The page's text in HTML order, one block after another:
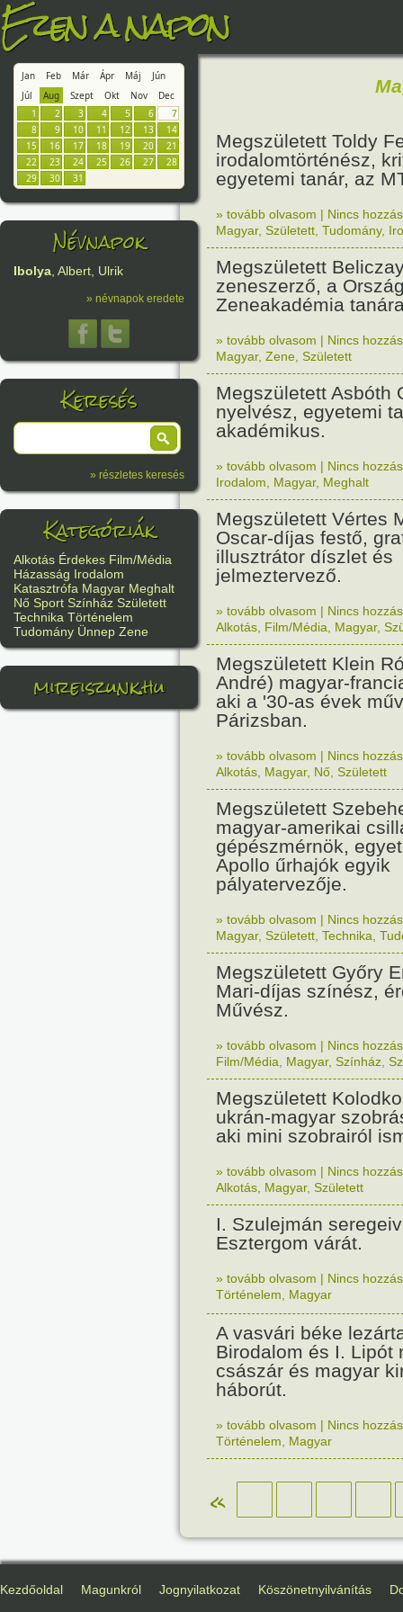
Ezen a napon
Jan Feb Már Ápr Máj
Jún
Júl
Aug Szept Okt Nov
Dec
1
2 3 4 5 6
7
8
9 10 11 12 13
14
15
16 17 18 19 20
21
22
23 24 25 26 27
28
29
30 31
Névnapok
Ibolya, Albert, Ulrik
» névnapok eredete
Keresés
» részletes keresés
Kategóriák
Alkotás Érdekes Film/Média
Házasság Irodalom
Katasztrófa Magyar Meghalt
Nő Sport Színház Született
Technika Történelem
Tudomány Ünnep Zene
mireiszunk.hu
Megszületett Toldy
irodalomtörténész,
egyetemi tanár, az
» tovább olvasom | Nincs
Magyar, Született Tudomány,
Megszületett
zeneszerző, a
Zeneakadémia
» tovább olvasom | Nincs
Magyar, Zene Született
Megszületett Asbóth
nyelvész, egyetemi
akadémikus.
» tovább olvasom | Nincs
Irodalom
Magyar, Meghalt
Megszületett Vértes
Oscar-díjas festő,
illusztrátor díszlet és
jelmeztervező.
» tovább olvasom | Nincs
Alkotás Film/Média Magyar,
Megszületett Klein
André) magyar-
aki a '30-as évek
Párizsban.
» tovább olvasom | Nincs
Alkotás Magyar, Nő Született
Megszületett
magyar-amerikai
gépészmérnök,
Apollo űrhajók egyik
pályatervezője.
» tovább olvasom | Nincs
Magyar, Született Technika
Megszületett Győry
Mari-díjas színész,
Művész.
» tovább olvasom | Nincs
Film/Média
Magyar, Színház
Megszületett
ukrán-magyar
aki mini szobrairól
» tovább olvasom | Nincs
Alkotás Magyar, Született
I. Szulejmán
Esztergom várát.
» tovább olvasom | Nincs
Történelem
Magyar
A vasvári béke
Birodalom és I. Lipót
császár és magyar
háborút.
» tovább olvasom | Nincs
Történelem
Magyar
«
Kezdőoldal Magunkról Jognyilatkozat Köszönetnyilvánítás